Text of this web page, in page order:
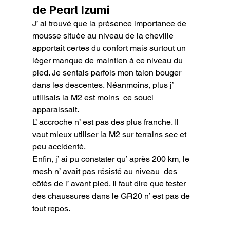
de Pearl Izumi
J’ ai trouvé que la présence importance de
mousse située au niveau de la cheville
apportait certes du confort mais surtout un
léger manque de maintien à ce niveau du
pied. Je sentais parfois mon talon bouger
dans les descentes. Néanmoins, plus j’
utilisais la M2 est moins  ce souci
apparaissait.
L’ accroche n’ est pas des plus franche. Il
vaut mieux utiliser la M2 sur terrains sec et
peu accidenté.
Enfin, j’ ai pu constater qu’ après 200 km, le
mesh n’ avait pas résisté au niveau  des
côtés de l’ avant pied. Il faut dire que tester
des chaussures dans le GR20 n’ est pas de
tout repos.